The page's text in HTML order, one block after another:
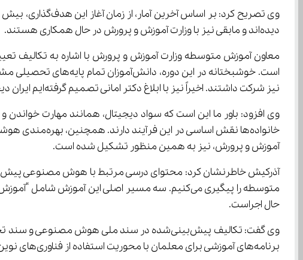
دیده‌اند و مابقی نیز با وزارت آموزش و پرورش در حال همکاری هستند.
نیز شرکت داشتند. اخیراً نیز با ابلاغ دکتر امانی تصمیم گرفته‌ایم ایران دیجیتال را در دوره دوم متوسطه به شکل گسترده‌تری اجرا کنیم.
آموزش و پرورش، نیز به همین منظور تشکیل شده است.
حال اجراست.
برنامه‌های آموزشی برای معلمان با محوریت استفاده از فناوری‌های نوین جهت ارائه آموزش با کیفیت‌تر در دستور کار قرار دارد.